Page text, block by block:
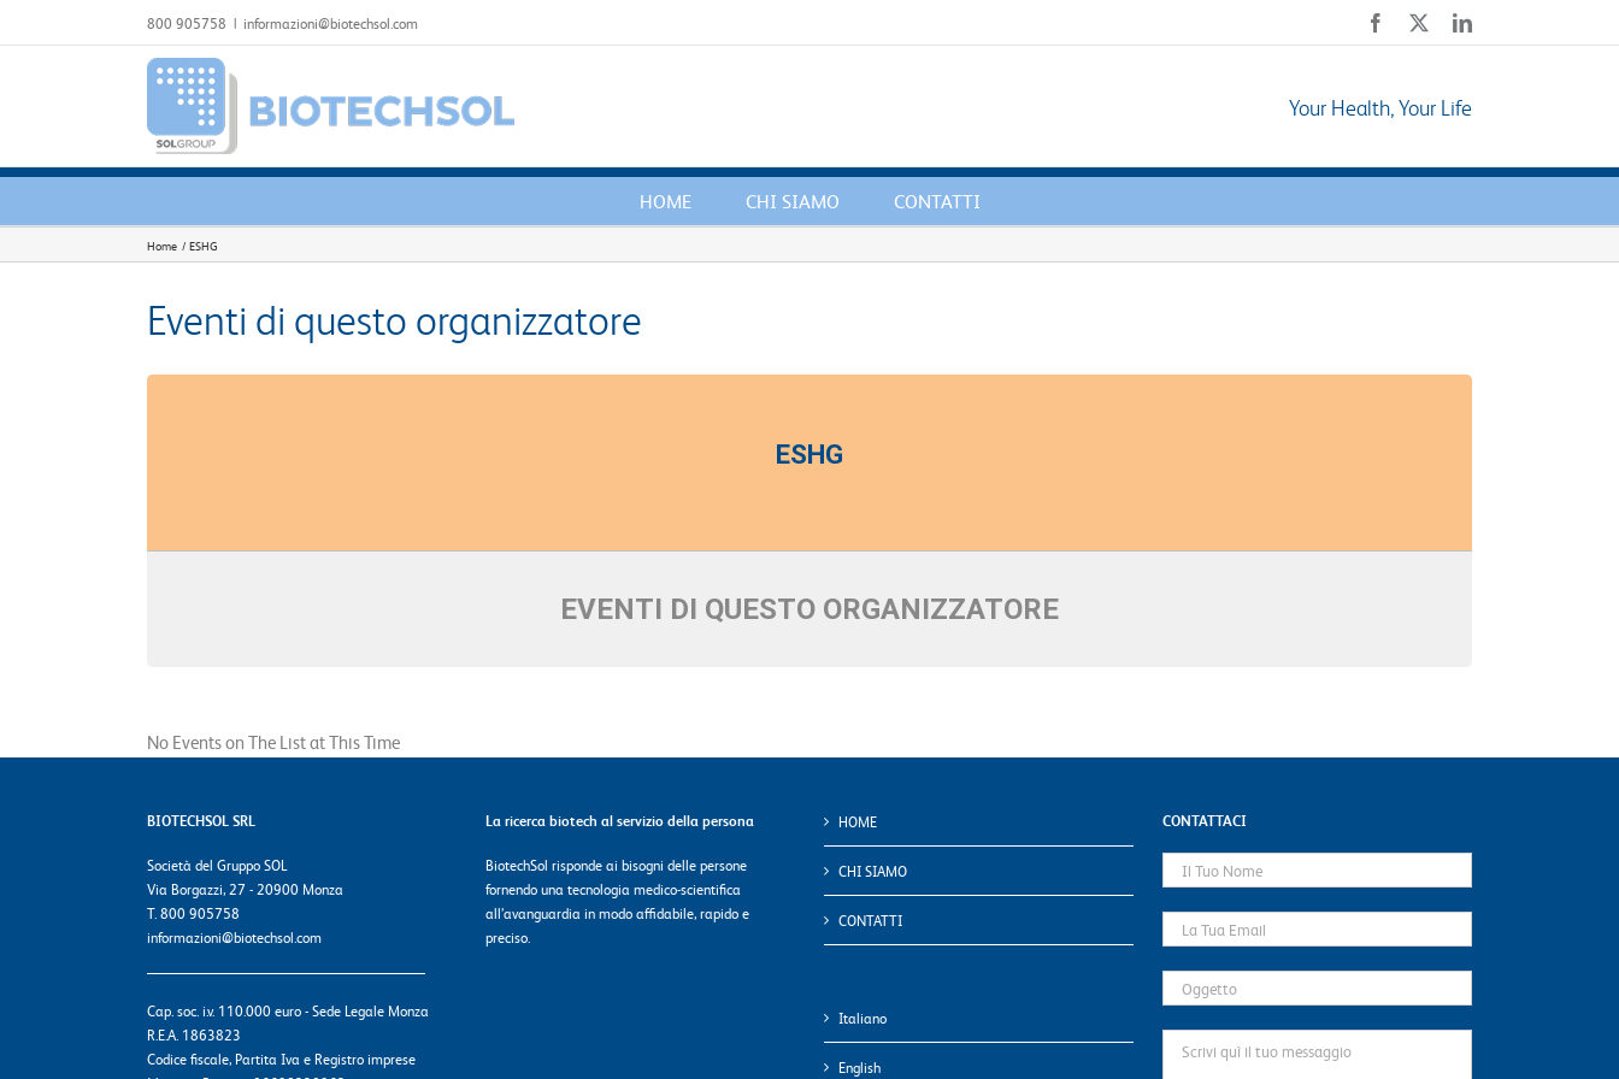
al
800 905758 | informazioni@biotechsol.com Facebook LinkedIn
Your Health, Your Life
HOME CHI SIAMO CONTATTI
Home ESHG
Eventi di questo organizzatore
ESHG
EVENTI DI QUESTO ORGANIZZATORE
No Events on The List at This Time
BIOTECHSOL SRL
Società del Gruppo SOL
Via Borgazzi, 27 - 20900 Monza
T. 800 905758
informazioni@biotechsol.com
Cap. soc. i.v. 110.000 euro - Sede Legale Monza
R.E.A. 1863823
Codice fiscale, Partita Iva e Registro imprese
La ricerca biotech al servizio della persona
BiotechSol risponde ai bisogni delle persone
fornendo una tecnologia medico-scientifica
all’avanguardia in modo affidabile, rapido e
preciso.
HOME
CHI SIAMO
CONTATTI
Italiano
English
CONTATTACI